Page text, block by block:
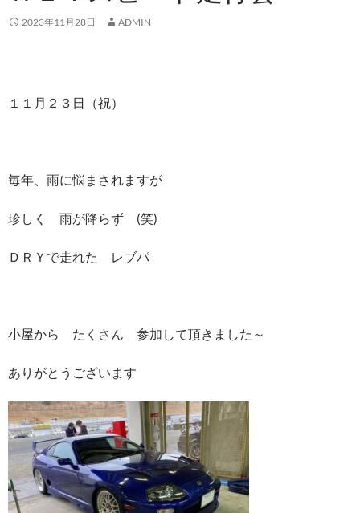
2023年11月28日 ADMIN
１１月２３日（祝）
毎年、雨に悩まされますが
珍しく 雨が降らず (笑)
ＤＲＹで走れた レブパ
小屋から たくさん 参加して頂きました～
ありがとうございます